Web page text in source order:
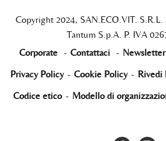
Copyright 2024, SAN.ECO.VIT.
Tantum S.p.A. P. IVA
Corporate - Contattaci - Newsletter
Privacy Policy - Cookie Policy - Rivedi
Codice etico - Modello di